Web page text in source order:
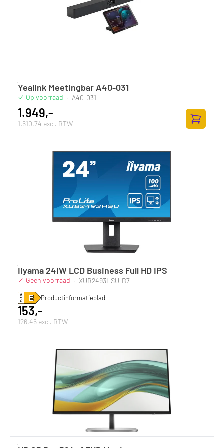
Yealink Meetingbar A40-031
Op voorraad · A40-031
1.949,-
1.610,74 excl. BTW
Iiyama 24iW LCD Business Full HD IPS
Geen voorraad · XUB2493HSU-B7
Productinformatieblad
153,-
126,45 excl. BTW